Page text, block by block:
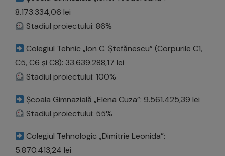
8.173.334,06 lei
Stadiul proiectului: 86%
Colegiul Tehnic „Ion C. Ștefănescu” (Corpurile C1,
C5, C6 și C8): 33.639.288,17 lei
Stadiul proiectului: 100%
Școala Gimnazială „Elena Cuza”: 9.561.425,39 lei
Stadiul proiectului: 55%
Colegiul Tehnologic „Dimitrie Leonida”:
5.870.413,24 lei